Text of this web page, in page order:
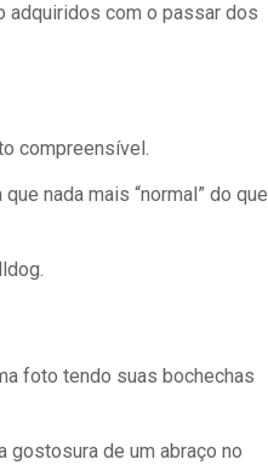
adquiridos com o passar dos
compreensível.
nada mais “normal” do que
foto tendo suas bochechas
gostosura de um abraço no